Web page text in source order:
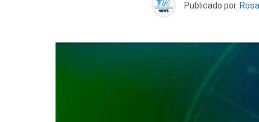
Publicado por